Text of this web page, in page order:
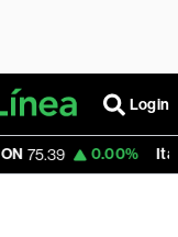
Login
0.00% Itaú PN 41.83